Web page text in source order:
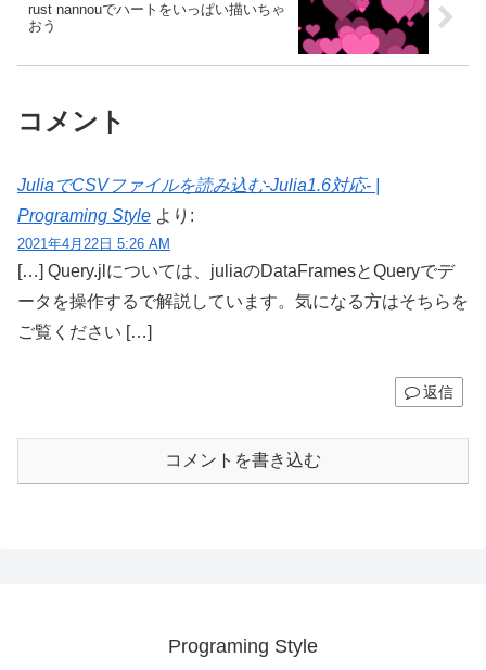
rust nannouでハートをいっぱい描いちゃ
おう
コメント
JuliaでCSVファイルを読み込む-Julia1.6対応- |
Programing Style より:
2021年4月22日 5:26 AM
[…] Query.jlについては、juliaのDataFramesとQueryでデ
ータを操作するで解説しています。気になる方はそちらを
ご覧ください […]
返信
コメントを書き込む
Programing Style